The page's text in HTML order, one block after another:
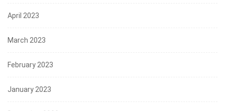
April 2023
March 2023
February 2023
January 2023